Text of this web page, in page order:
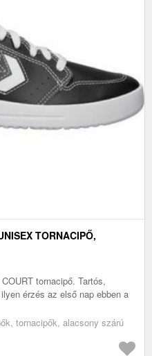
TORNACIPŐ,
tornacipő. Tartós,
érzés az első nap ebben a
tornacipők, alacsony szárú